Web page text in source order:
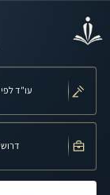
עו"ד